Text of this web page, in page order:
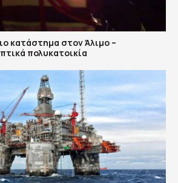
κατάστημα στον Άλιμο –
πολυκατοικία